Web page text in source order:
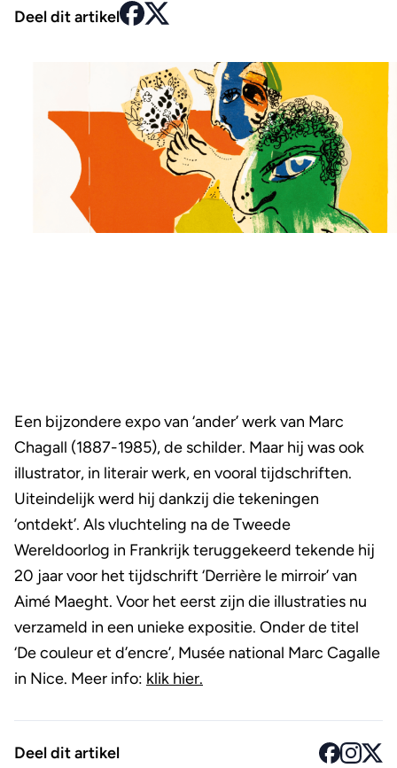
Deel dit artikel
Een bijzondere expo van ‘ander’ werk van Marc
Chagall (1887-1985), de schilder. Maar hij was ook
illustrator, in literair werk, en vooral tijdschriften.
Uiteindelijk werd hij dankzij die tekeningen
‘ontdekt’. Als vluchteling na de Tweede
Wereldoorlog in Frankrijk teruggekeerd tekende hij
20 jaar voor het tijdschrift ‘Derrière le mirroir’ van
Aimé Maeght. Voor het eerst zijn die illustraties nu
verzameld in een unieke expositie. Onder de titel
‘De couleur et d’encre’, Musée national Marc Cagalle
in Nice. Meer info: klik hier.
Deel dit artikel